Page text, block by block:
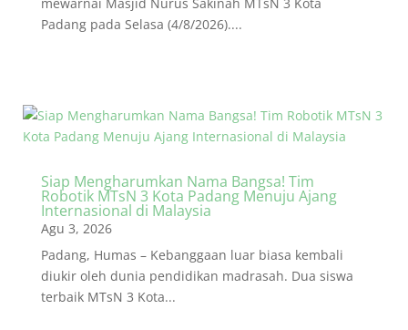
Padang pada Selasa (4/8/2026)....
Siap Mengharumkan Nama Bangsa! Tim
Robotik MTsN 3 Kota Padang Menuju Ajang
Internasional di Malaysia
Agu 3, 2026
Padang, Humas – Kebanggaan luar biasa kembali
diukir oleh dunia pendidikan madrasah. Dua siswa
terbaik MTsN 3 Kota...